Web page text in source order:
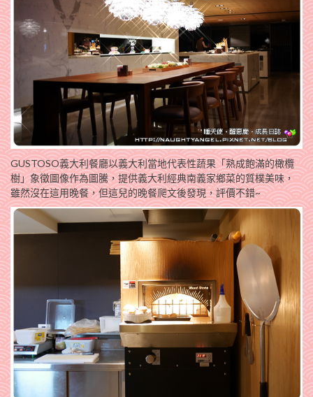
GUSTOSO義大利餐廳以義大利當地代表性蔬果「熟成飽滿的橄欖
樹」象徵圖像作為圖騰，提供義大利經典南義家鄉菜的質樸美味，
雖然沒在這用晚餐，但這兒的晚餐爬文後發現，評價不錯~